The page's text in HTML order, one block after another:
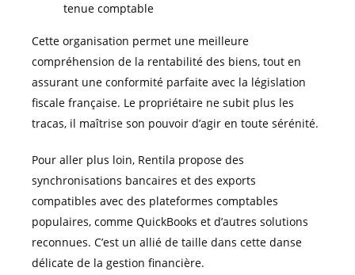
tenue comptable
Cette organisation permet une meilleure
compréhension de la rentabilité des biens, tout en
assurant une conformité parfaite avec la législation
fiscale française. Le propriétaire ne subit plus les
tracas, il maîtrise son pouvoir d’agir en toute sérénité.
Pour aller plus loin, Rentila propose des
synchronisations bancaires et des exports
compatibles avec des plateformes comptables
populaires, comme QuickBooks et d’autres solutions
reconnues. C’est un allié de taille dans cette danse
délicate de la gestion financière.